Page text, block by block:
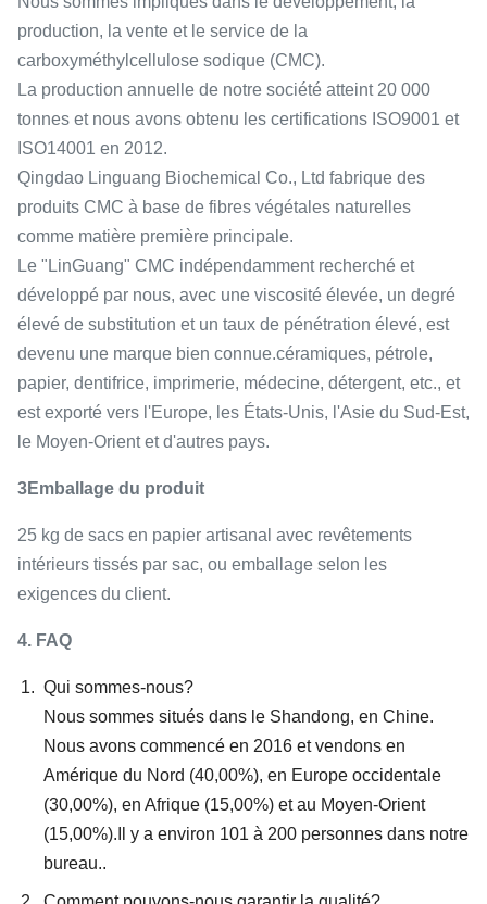
production, la vente et le service de la
carboxyméthylcellulose sodique (CMC).
La production annuelle de notre société atteint 20 000
tonnes et nous avons obtenu les certifications ISO9001 et
ISO14001 en 2012.
Qingdao Linguang Biochemical Co., Ltd fabrique des
produits CMC à base de fibres végétales naturelles
comme matière première principale.
Le "LinGuang" CMC indépendamment recherché et
développé par nous, avec une viscosité élevée, un degré
élevé de substitution et un taux de pénétration élevé, est
devenu une marque bien connue.céramiques, pétrole,
papier, dentifrice, imprimerie, médecine, détergent, etc., et
est exporté vers l'Europe, les États-Unis, l'Asie du Sud-Est,
le Moyen-Orient et d'autres pays.
3Emballage du produit
25 kg de sacs en papier artisanal avec revêtements
intérieurs tissés par sac, ou emballage selon les
exigences du client.
4. FAQ
Qui sommes-nous?
Nous sommes situés dans le Shandong, en Chine.
Nous avons commencé en 2016 et vendons en
Amérique du Nord (40,00%), en Europe occidentale
(30,00%), en Afrique (15,00%) et au Moyen-Orient
(15,00%).Il y a environ 101 à 200 personnes dans notre
bureau..